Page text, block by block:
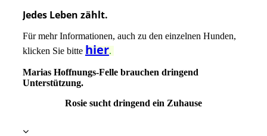
Jedes Leben zählt.
Für mehr Informationen, auch zu den einzelnen Hunden,
klicken Sie bitte hier.
Marias Hoffnungs-Felle brauchen dringend
Unterstützung.
Rosie sucht dringend ein Zuhause